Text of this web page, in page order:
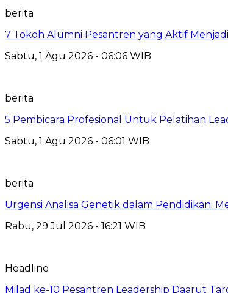
berita
7 Tokoh Alumni Pesantren yang Aktif
Sabtu, 1 Agu 2026 - 06:06 WIB
berita
5 Pembicara Profesional Untuk Pelatihan
Sabtu, 1 Agu 2026 - 06:01 WIB
berita
Urgensi Analisa Genetik dalam Pendidikan:
Rabu, 29 Jul 2026 - 16:21 WIB
Headline
Milad ke-10 Pesantren Leadership Daarut